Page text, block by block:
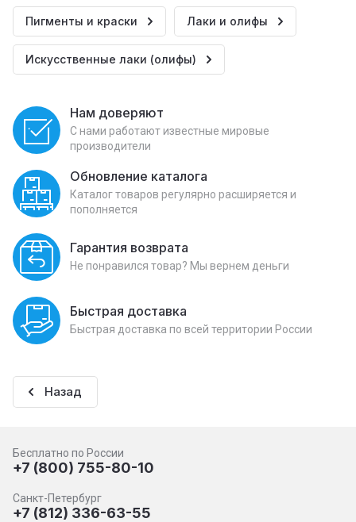
Пигменты и краски Лаки и олифы
Искусственные лаки (олифы)
Нам доверяют
С нами работают известные мировые
производители
Обновление каталога
Каталог товаров регулярно расширяется и
пополняется
Гарантия возврата
Не понравился товар? Мы вернем деньги
Быстрая доставка
Быстрая доставка по всей территории России
Назад
Бесплатно по России
+7 (800) 755-80-10
Санкт-Петербург
+7 (812) 336-63-55